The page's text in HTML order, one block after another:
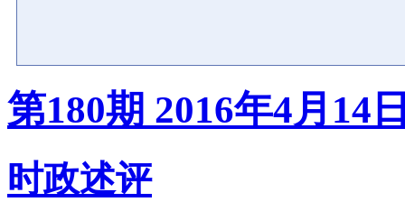
第180期 2016年4月14
时政述评